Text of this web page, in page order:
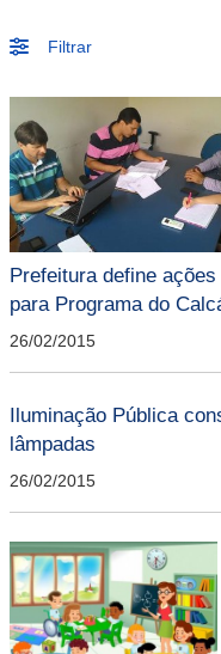
Filtrar
Prefeitura define
para Programa do
26/02/2015
Iluminação Pública
lâmpadas
26/02/2015